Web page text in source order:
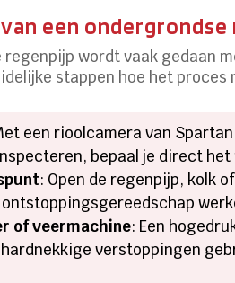
een ondergrondse
wordt vaak gedaan
stappen hoe het
een rioolcamera van
bepaal je direct het
: Open de regenpijp, kolk
of veermachine: Een
verstoppingen